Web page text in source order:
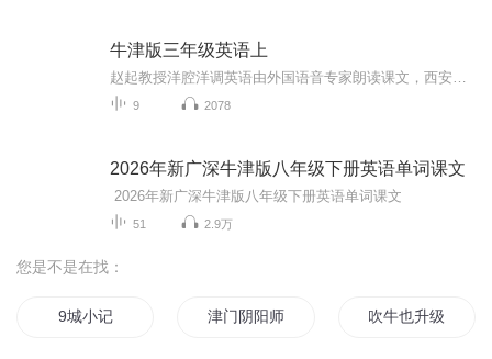
牛津版三年级英语上
9 2078
2026年新广深牛津版八年级下册英语单词课文
2026年新广深牛津版八年级下册英语单词课文
51 2.9万
您是不是在找：
9城小记 津门阴阳师 吹牛也升级